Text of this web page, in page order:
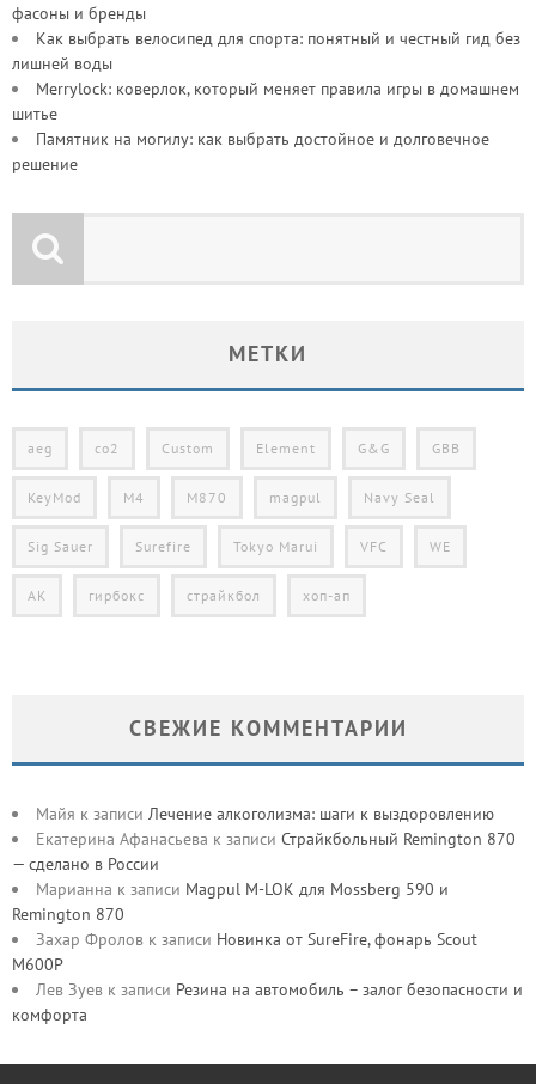
фасоны и бренды
Как выбрать велосипед для спорта: понятный и честный гид без
лишней воды
Merrylock: коверлок, который меняет правила игры в домашнем
шитье
Памятник на могилу: как выбрать достойное и долговечное
решение
МЕТКИ
aeg co2 Custom Element G&G GBB
KeyMod M4 M870 magpul Navy Seal
Sig Sauer Surefire Tokyo Marui VFC WE
АК гирбокс страйкбол хоп-ап
СВЕЖИЕ КОММЕНТАРИИ
Майя к записи Лечение алкоголизма: шаги к выздоровлению
Екатерина Афанасьева к записи Страйкбольный Remington 870
— сделано в России
Марианна к записи Magpul M-LOK для Mossberg 590 и
Remington 870
Захар Фролов к записи Новинка от SureFire, фонарь Scout
M600P
Лев Зуев к записи Резина на автомобиль – залог безопасности и
комфорта